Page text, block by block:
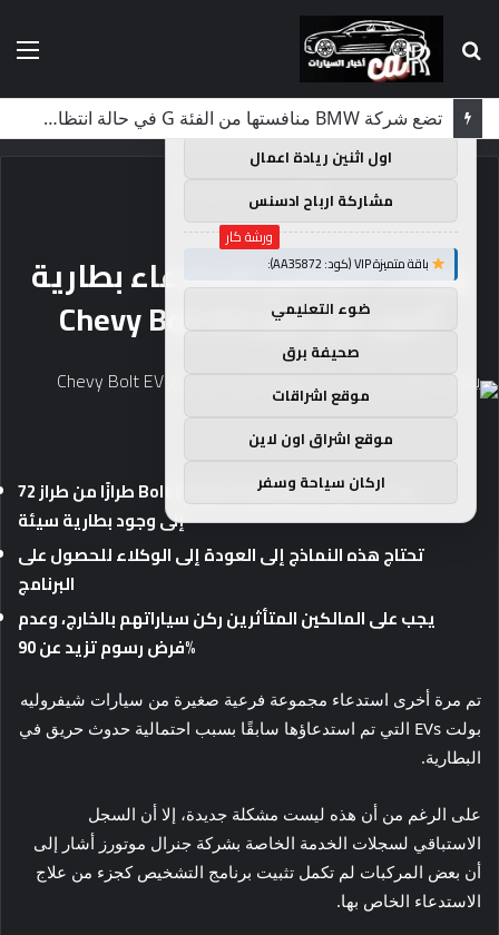
بحث
عن
لماذا تم منع النساء من المشاركة في لومان لعقود من الزمن؟
الرئيسية ورشة كار
ورشة كار
يطالب البرنامج باستدعاء بطارية
أخرى من طراز Chevy Bolt EV
72 طرازًا من طراز Bolt EV وEUV غاب عن البرنامج للإشارة
إلى وجود بطارية سيئة
تحتاج هذه النماذج إلى العودة إلى الوكلاء للحصول على
البرنامج
يجب على المالكين المتأثرين ركن سياراتهم بالخارج، وعدم
فرض رسوم تزيد عن 90%
تم مرة أخرى استدعاء مجموعة فرعية صغيرة من سيارات شيفروليه
بولت EVs التي تم استدعاؤها سابقًا بسبب احتمالية حدوث حريق في
البطارية.
على الرغم من أن هذه ليست مشكلة جديدة، إلا أن السجل
الاستباقي لسجلات الخدمة الخاصة بشركة جنرال موتورز أشار إلى
أن بعض المركبات لم تكمل تثبيت برنامج التشخيص كجزء من علاج
الاستدعاء الخاص بها.
توصيات :
باقة متميزة VIP (كود: AA38045):
اول اثنين ريادة اعمال
مشاركة ارباح ادسنس
باقة متميزة VIP (كود: AA35872):
ضوء التعليمي
صحيفة برق
موقع اشراقات
موقع اشراق اون لاين
اركان سياحة وسفر